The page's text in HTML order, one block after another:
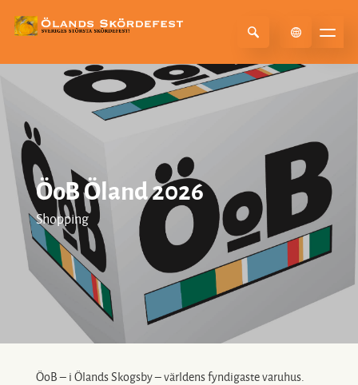
Select Language
ÖoB Öland 2026
Shopping
ÖoB – i Ölands Skogsby – världens fyndigaste varuhus.